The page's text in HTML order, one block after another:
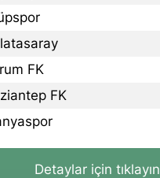
FK
FK
Detaylar için tıklayın